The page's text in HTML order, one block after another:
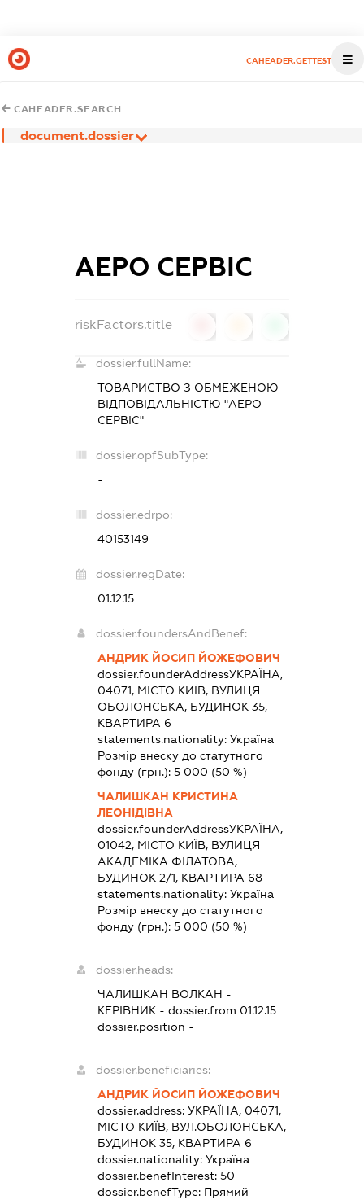
CAHEADER.GETTEST
CAHEADER.SEARCH
document.dossier
АЕРО СЕРВІС
riskFactors.title
dossier.fullName:
ТОВАРИСТВО З ОБМЕЖЕНОЮ
ВІДПОВІДАЛЬНІСТЮ "АЕРО
СЕРВІС"
dossier.opfSubType:
-
dossier.edrpo:
40153149
dossier.regDate:
01.12.15
dossier.foundersAndBenef:
АНДРИК ЙОСИП ЙОЖЕФОВИЧ
dossier.founderAddressУКРАЇНА,
04071, МІСТО КИЇВ, ВУЛИЦЯ
ОБОЛОНСЬКА, БУДИНОК 35,
КВАРТИРА 6
statements.nationality:Україна
Розмір внеску до статутного
фонду (грн.):5 000 (50 %)
ЧАЛИШКАН КРИСТИНА
ЛЕОНІДІВНА
dossier.founderAddressУКРАЇНА,
01042, МІСТО КИЇВ, ВУЛИЦЯ
АКАДЕМІКА ФІЛАТОВА,
БУДИНОК 2/1, КВАРТИРА 68
statements.nationality:Україна
Розмір внеску до статутного
фонду (грн.):5 000 (50 %)
dossier.heads:
ЧАЛИШКАН ВОЛКАН -
КЕРІВНИК - dossier.from 01.12.15
dossier.position -
dossier.beneficiaries:
АНДРИК ЙОСИП ЙОЖЕФОВИЧ
dossier.address:УКРАЇНА, 04071,
МІСТО КИЇВ, ВУЛ.ОБОЛОНСЬКА,
БУДИНОК 35, КВАРТИРА 6
dossier.nationality:Україна
dossier.benefInterest:50
dossier.benefType: Прямий